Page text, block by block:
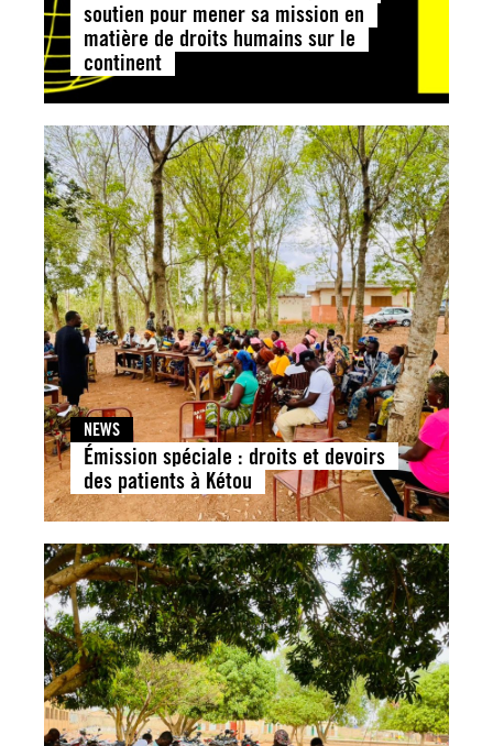
soutien pour mener sa mission en
matière de droits humains sur le
continent
NEWS
Émission spéciale : droits et devoirs
des patients à Kétou